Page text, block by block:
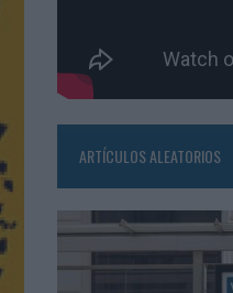
ARTÍCULOS ALEATORIOS